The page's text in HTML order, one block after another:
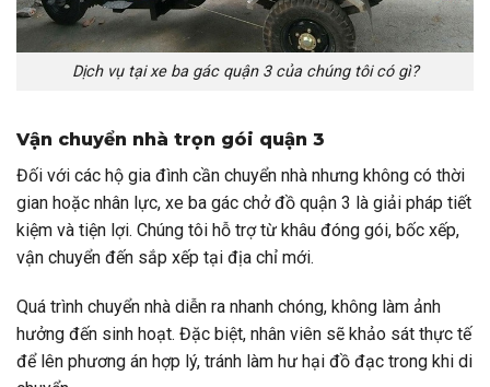
Dịch vụ tại xe ba gác quận 3 của chúng tôi có gì?
Vận chuyển nhà trọn gói quận 3
Đối với các hộ gia đình cần chuyển nhà nhưng không có thời
gian hoặc nhân lực, xe ba gác chở đồ quận 3 là giải pháp tiết
kiệm và tiện lợi. Chúng tôi hỗ trợ từ khâu đóng gói, bốc xếp,
vận chuyển đến sắp xếp tại địa chỉ mới.
Quá trình chuyển nhà diễn ra nhanh chóng, không làm ảnh
hưởng đến sinh hoạt. Đặc biệt, nhân viên sẽ khảo sát thực tế
để lên phương án hợp lý, tránh làm hư hại đồ đạc trong khi di